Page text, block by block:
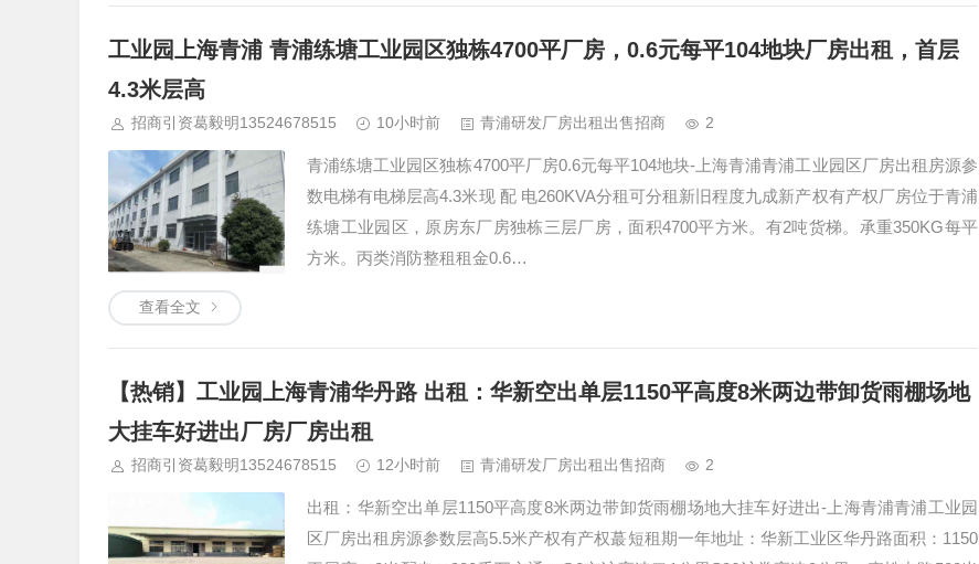
工业园上海青浦 青浦练塘工业园区独栋4700平厂房，0.6元每平104地块厂房出租，首层
4.3米层高
招商引资葛毅明13524678515 10小时前 青浦研发厂房出租出售招商 2
青浦练塘工业园区独栋4700平厂房0.6元每平104地块-上海青浦青浦工业园区厂房出租房源参
数电梯有电梯层高4.3米现 配 电260KVA分租可分租新旧程度九成新产权有产权厂房位于青浦
练塘工业园区，原房东厂房独栋三层厂房，面积4700平方米。有2吨货梯。承重350KG每平
方米。丙类消防整租租金0.6…
查看全文
【热销】工业园上海青浦华丹路 出租：华新空出单层1150平高度8米两边带卸货雨棚场地
大挂车好进出厂房厂房出租
招商引资葛毅明13524678515 12小时前 青浦研发厂房出租出售招商 2
出租：华新空出单层1150平高度8米两边带卸货雨棚场地大挂车好进出-上海青浦青浦工业园
区厂房出租房源参数层高5.5米产权有产权蕞短租期一年地址：华新工业区华丹路面积：1150